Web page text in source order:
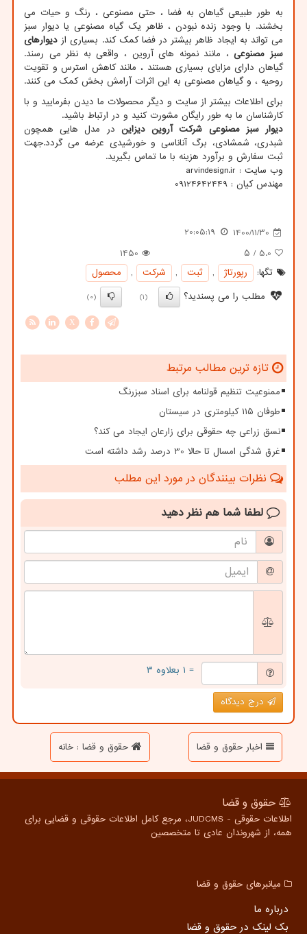
به طور طبیعی گیاهان به فضا ، حتی مصنوعی ، رنگ و حیات می
بخشند. با وجود زنده نبودن ، ظاهر یک گیاه مصنوعی یا دیوار سبز
می تواند به ایجاد ظاهر بیشتر در فضا کمک کند. بسیاری از دیوارهای
سبز مصنوعی، مانند نمونه های آروین ، واقعی به نظر می رسند.
گیاهان دارای مزایای بسیاری هستند ، مانند کاهش استرس و تقویت
روحیه ، و گیاهان مصنوعی به این اثرات آرامش بخش کمک می کنند.
برای اطلاعات بیشتر از سایت و دیگر محصولات ما دیدن بفرمایید و با
کارشناسان ما به طور رایگان مشورت کنید و در ارتباط باشید.
دیوار سبز مصنوعی شرکت آروین دیزاین در مدل هایی همچون
شبدری، شمشادی، برگ آناناسی و خورشیدی عرضه می گردد.جهت
ثبت سفارش و برآورد هزینه با ما تماس بگیرید.
وب سایت : arvindesign.ir
مهندس کیان : 09124642449
1400/11/30
20:05:19
5.0 / ۵
1450
تگها:
رپورتاژ , ثبت , شركت ,
محصول
مطلب را می پسندید؟
(1)
(0)
X
تازه ترین مطالب مرتبط
ممنوعیت تنظیم قولنامه برای اسناد سبزرنگ
طوفان ۱۱۵ کیلومتری در سیستان
نسق زراعی چه حقوقی برای زارعان ایجاد می کند؟
غرق شدگی امسال تا حالا 30 درصد رشد داشته است
نظرات بینندگان در مورد این مطلب
لطفا شما هم نظر دهید
= ۱ بعلاوه ۳
درج دیدگاه
اخبار حقوق و قضا حقوق و قضا : خانه
حقوق و قضا
اطلاعات حقوقی - JUDCMS، مرجع کامل اطلاعات حقوقی و قضایی برای
همه، از شهروندان عادی تا متخصصین
میانبرهای حقوق و قضا
درباره ما
بک لینک در حقوق و قضا